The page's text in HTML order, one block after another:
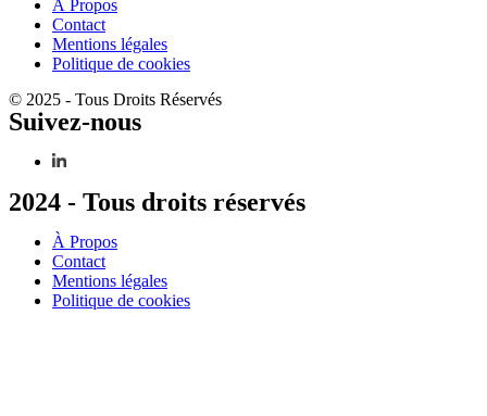
À Propos
Contact
Mentions légales
Politique de cookies
© 2025 - Tous Droits Réservés
Suivez-nous
2024 - Tous droits réservés
À Propos
Contact
Mentions légales
Politique de cookies